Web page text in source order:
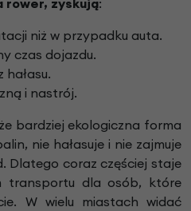
rower, zyskują:
niż w przypadku auta.
czas dojazdu.
i nastrój.
bardziej ekologiczna forma
nie hałasuje i nie zajmuje
Dlatego coraz częściej staje
transportu dla osób, które
W wielu miastach widać